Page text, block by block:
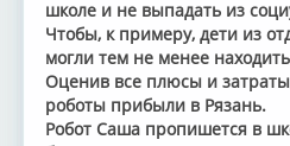
школе и не выпадать из
Чтобы, к примеру, дети из
могли тем не менее
Оценив все плюсы и
роботы прибыли в Рязань.
Робот Саша пропишется в